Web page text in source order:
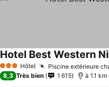
3 ÉtoilesHôtel Piscine extérieure
Hotel Best Western
8,3 Très bien 1 615 à 1.1